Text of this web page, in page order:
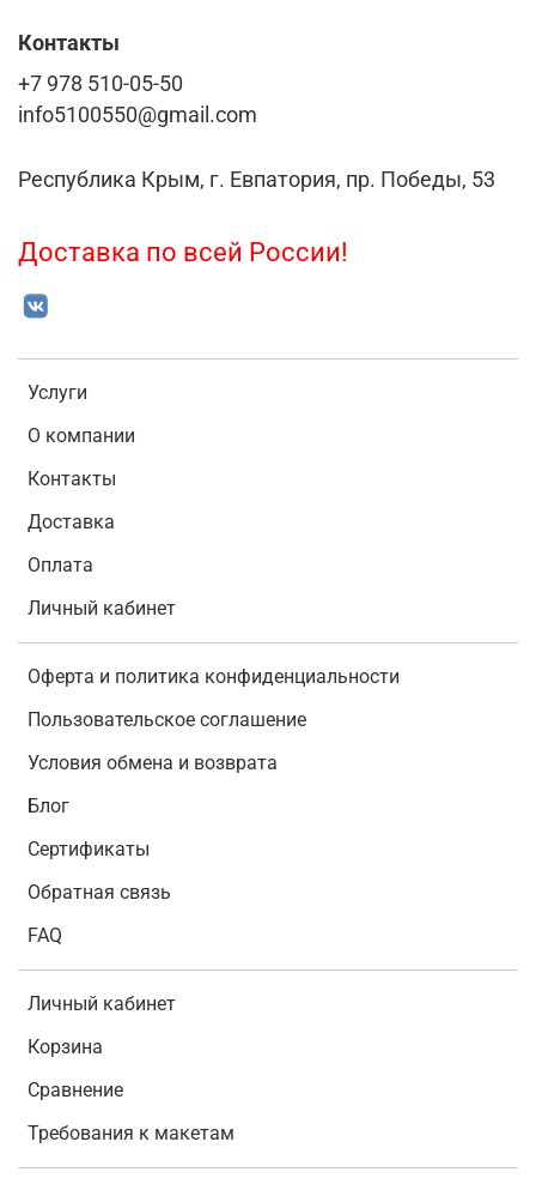
Услуги
О компании
Контакты
Доставка
Оплата
Личный кабинет
Оферта и политика конфиденциальности
Пользовательское соглашение
Условия обмена и возврата
Блог
Сертификаты
Обратная связь
FAQ
Личный кабинет
Корзина
Сравнение
Требования к макетам
Контакты
+7 978 510-05-50
info5100550@gmail.com
Республика Крым, г. Евпатория, пр. Победы, 53
Доставка по всей России!